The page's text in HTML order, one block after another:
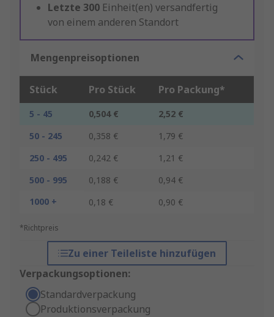
Letzte 300 Einheit(en) versandfertig
von einem anderen Standort
Mengenpreisoptionen
Stück Pro Stück Pro Packung*
5 - 45 0,504 €
2,52 €
50 - 245
0,358 €
1,79 €
250 - 495
0,242 €
1,21 €
500 - 995
0,188 €
0,94 €
1000 +
0,18 € 0,90 €
*Richtpreis
Zu einer Teileliste hinzufügen
Verpackungsoptionen:
Standardverpackung
Produktionsverpackung